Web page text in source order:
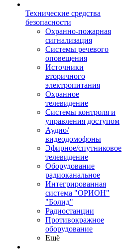
Технические средства
безопасности
Охранно-пожарная
сигнализация
Системы речевого
оповещения
Источники
вторичного
электропитания
Охранное
телевидение
Системы контроля и
управления доступом
Аудио/
видеодомофоны
Эфирное/спутниковое
телевидение
Оборудование
радиоканальное
Интегрированная
система "ОРИОН"
"Болид"
Радиостанции
Противокражное
оборудование
Ещё